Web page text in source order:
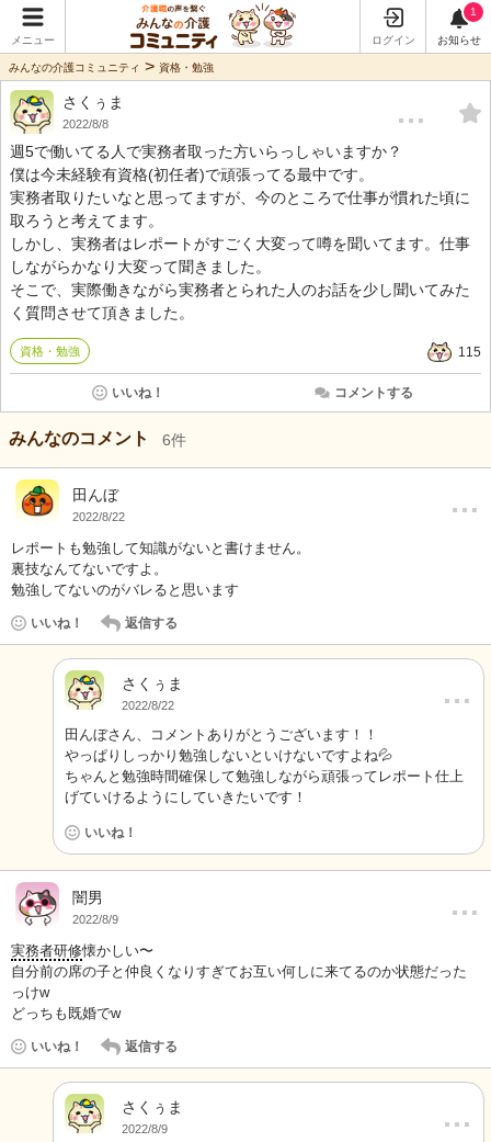
メニュー ログイン
1
お知らせ
みんなの介護コミュニティ > 資格・勉強
さくぅま
2022/8/8 …
週5で働いてる人で実務者取った方いらっしゃいますか？
僕は今未経験有資格(初任者)で頑張ってる最中です。
実務者取りたいなと思ってますが、今のところで仕事が慣れた頃に
取ろうと考えてます。
しかし、実務者はレポートがすごく大変って噂を聞いてます。仕事
しながらかなり大変って聞きました。
そこで、実際働きながら実務者とられた人のお話を少し聞いてみた
く質問させて頂きました。
資格・勉強 115
いいね！ コメントする
みんなのコメント 6件
田んぼ
2022/8/22 …
レポートも勉強して知識がないと書けません。
裏技なんてないですよ。
勉強してないのがバレると思います
いいね！ 返信する
さくぅま
2022/8/22 …
田んぼさん、コメントありがとうございます！！
やっぱりしっかり勉強しないといけないですよね💦
ちゃんと勉強時間確保して勉強しながら頑張ってレポート仕上
げていけるようにしていきたいです！
いいね！
闇男
2022/8/9 …
実務者研修懐かしい〜
自分前の席の子と仲良くなりすぎてお互い何しに来てるのか状態だった
っけw
どっちも既婚でw
いいね！ 返信する
さくぅま
2022/8/9 …